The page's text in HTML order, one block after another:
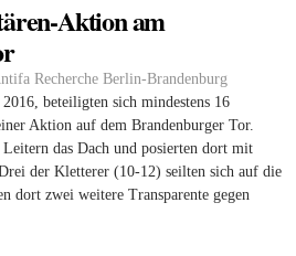
Aktion am
Recherche Berlin-Brandenburg
beteiligten sich mindestens 16
Aktion auf dem Brandenburger Tor.
das Dach und posierten dort mit
der Kletterer (10-12) seilten sich auf die
dort zwei weitere Transparente gegen